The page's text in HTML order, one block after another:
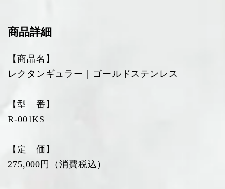
商品詳細
【商品名】
レクタンギュラー｜ゴールドステンレス
【型 番】
R-001KS
【定 価】
275,000円（消費税込）